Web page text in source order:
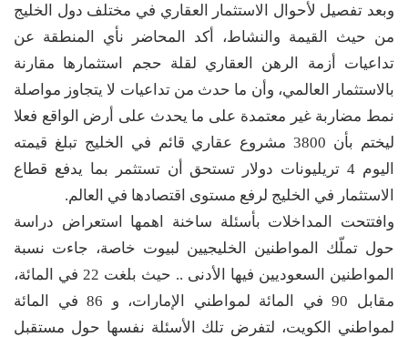
وبعد تفصيل لأحوال الاستثمار العقاري في مختلف دول الخليج
من حيث القيمة والنشاط، أكد المحاضر نأي المنطقة عن
تداعيات أزمة الرهن العقاري لقلة حجم استثمارها مقارنة
بالاستثمار العالمي، وأن ما حدث من تداعيات لا يتجاوز مواصلة
نمط مضاربة غير معتمدة على ما يحدث على أرض الواقع فعلا
ليختم بأن 3800 مشروع عقاري قائم في الخليج تبلغ قيمته
اليوم 4 تريليونات دولار تستحق أن تستثمر بما يدفع قطاع
الاستثمار في الخليج لرفع مستوى اقتصادها في العالم.
وافتتحت المداخلات بأسئلة ساخنة اهمها استعراض دراسة
حول تملّك المواطنين الخليجيين لبيوت خاصة، جاءت نسبة
المواطنين السعوديين فيها الأدنى .. حيث بلغت 22 في المائة،
مقابل 90 في المائة لمواطني الإمارات، و 86 في المائة
لمواطني الكويت، لتفرض تلك الأسئلة نفسها حول مستقبل